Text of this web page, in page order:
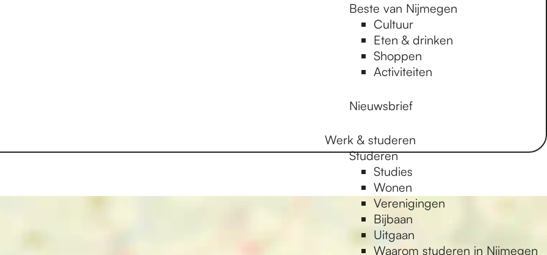
Beste van Nijmegen
Cultuur
Eten & drinken
Shoppen
Activiteiten
Nieuwsbrief
Werk & studeren
Studeren
Studies
Wonen
Verenigingen
Bijbaan
Uitgaan
Waarom studeren in Nijmegen